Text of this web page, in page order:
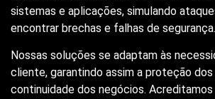
sistemas e aplicações, simulando
encontrar brechas e falhas de segurança.
Nossas soluções se adaptam às
cliente, garantindo assim a proteção dos
continuidade dos negócios. Acreditamos